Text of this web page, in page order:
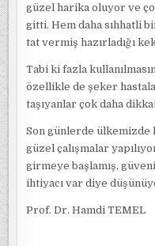
güzel harika oluyor ve
gitti. Hem daha sıhhatli
tat vermiş hazırladığı
Tabi ki fazla
özellikle de şeker
taşıyanlar çok daha
Son günlerde
güzel çalışmalar
girmeye başlamış,
ihtiyacı var diye
Prof. Dr. Hamdi TEMEL